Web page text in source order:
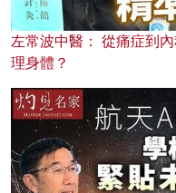
左常波中醫： 從痛症到
理身體？